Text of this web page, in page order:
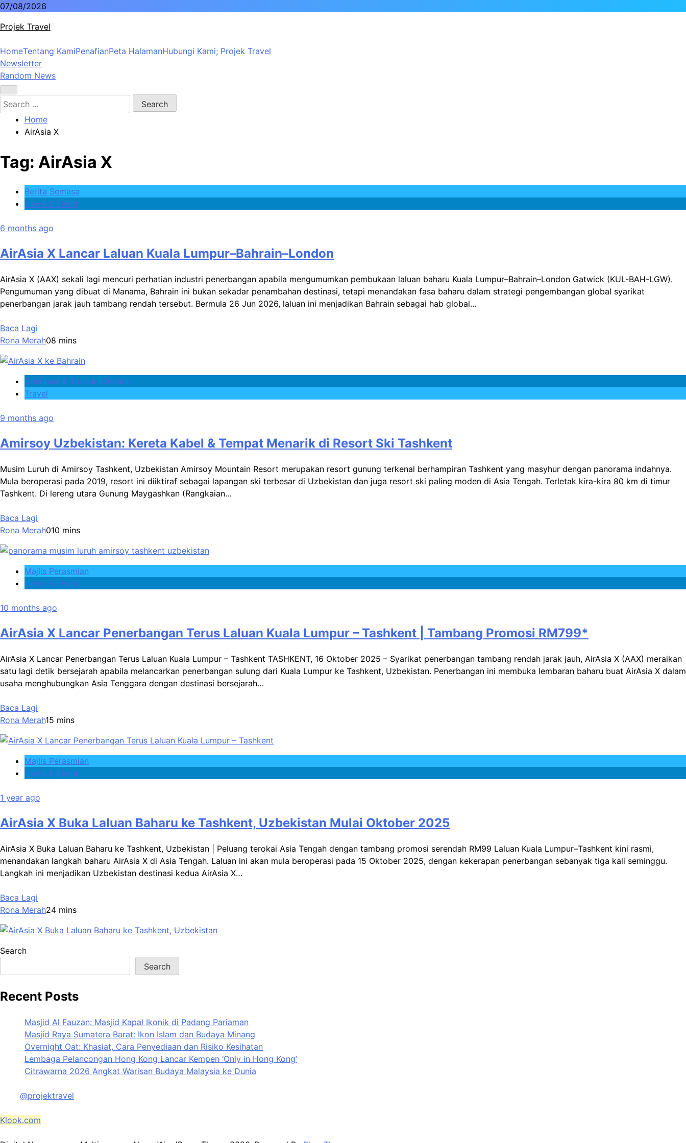
Skip
content
07/08/2026
Projek Travel
Malaysia Travel Portal
HomeTentang KamiPenafianPeta HalamanHubungi Kami; Projek Travel
Newsletter
Random News
Search
for:
Home
AirAsia X
Tag: AirAsia X
Berita Semasa
News & Event
6 months ago
AirAsia X Lancar Laluan Kuala Lumpur–Bahrain–London
AirAsia X (AAX) sekali lagi mencuri perhatian industri penerbangan apabila mengumumkan pembukaan laluan baharu Kuala Lumpur–Bahrain–London Gatwick (KUL-BAH-LGW).
Pengumuman yang dibuat di Manama, Bahrain ini bukan sekadar penambahan destinasi, tetapi menandakan fasa baharu dalam strategi pengembangan global syarikat
penerbangan jarak jauh tambang rendah tersebut. Bermula 26 Jun 2026, laluan ini menjadikan Bahrain sebagai hab global…
Baca Lagi
Rona Merah08 mins
Destinasi & Tarikan Menarik
Travel
9 months ago
Amirsoy Uzbekistan: Kereta Kabel & Tempat Menarik di Resort Ski Tashkent
Musim Luruh di Amirsoy Tashkent, Uzbekistan Amirsoy Mountain Resort merupakan resort gunung terkenal berhampiran Tashkent yang masyhur dengan panorama indahnya.
Mula beroperasi pada 2019, resort ini diiktiraf sebagai lapangan ski terbesar di Uzbekistan dan juga resort ski paling moden di Asia Tengah. Terletak kira-kira 80 km di timur
Tashkent. Di lereng utara Gunung Maygashkan (Rangkaian…
Baca Lagi
Rona Merah010 mins
Majlis Perasmian
News & Event
10 months ago
AirAsia X Lancar Penerbangan Terus Laluan Kuala Lumpur – Tashkent | Tambang Promosi RM799*
AirAsia X Lancar Penerbangan Terus Laluan Kuala Lumpur – Tashkent TASHKENT, 16 Oktober 2025 – Syarikat penerbangan tambang rendah jarak jauh, AirAsia X (AAX) meraikan
satu lagi detik bersejarah apabila melancarkan penerbangan sulung dari Kuala Lumpur ke Tashkent, Uzbekistan. Penerbangan ini membuka lembaran baharu buat AirAsia X dalam
usaha menghubungkan Asia Tenggara dengan destinasi bersejarah…
Baca Lagi
Rona Merah15 mins
Majlis Perasmian
News & Event
1 year ago
AirAsia X Buka Laluan Baharu ke Tashkent, Uzbekistan Mulai Oktober 2025
AirAsia X Buka Laluan Baharu ke Tashkent, Uzbekistan | Peluang terokai Asia Tengah dengan tambang promosi serendah RM99 Laluan Kuala Lumpur–Tashkent kini rasmi,
menandakan langkah baharu AirAsia X di Asia Tengah. Laluan ini akan mula beroperasi pada 15 Oktober 2025, dengan kekerapan penerbangan sebanyak tiga kali seminggu.
Langkah ini menjadikan Uzbekistan destinasi kedua AirAsia X…
Baca Lagi
Rona Merah24 mins
Search
Search
Recent Posts
Masjid Al Fauzan: Masjid Kapal Ikonik di Padang Pariaman
Masjid Raya Sumatera Barat: Ikon Islam dan Budaya Minang
Overnight Oat: Khasiat, Cara Penyediaan dan Risiko Kesihatan
Lembaga Pelancongan Hong Kong Lancar Kempen ‘Only in Hong Kong’
Citrawarna 2026 Angkat Warisan Budaya Malaysia ke Dunia
@projektravel
Klook.com